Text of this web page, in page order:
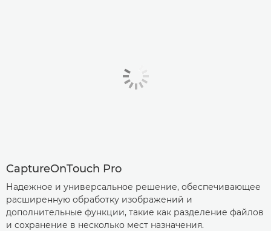
CaptureOnTouch Pro
Надежное и универсальное решение, обеспечивающее
расширенную обработку изображений и
дополнительные функции, такие как разделение файлов
и сохранение в несколько мест назначения.